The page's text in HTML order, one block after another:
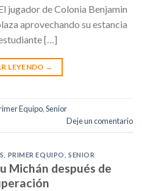
jugador de Colonia Benjamin
aprovechando su estancia
[…]
LEYENDO →
Equipo,Senior
Deje un comentario
PRIMER EQUIPO SENIOR
Michán después de